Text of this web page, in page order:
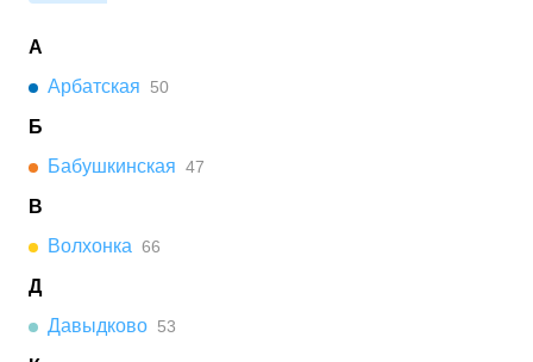
А
Арбатская
50
Б
Бабушкинская 47
В
Волхонка 66
Д
Давыдково 53